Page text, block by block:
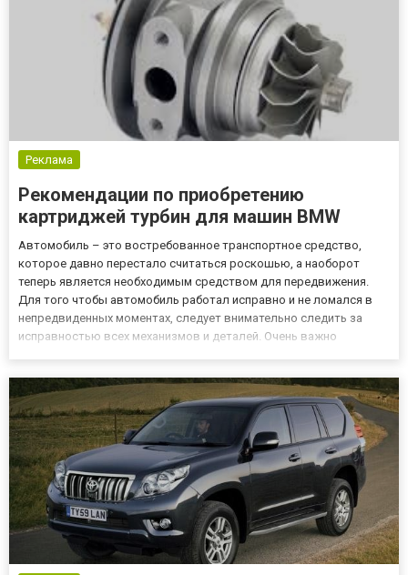
Реклама
Рекомендации по приобретению
картриджей турбин для машин BMW
Автомобиль – это востребованное транспортное средство,
которое давно перестало считаться роскошью, а наоборот
теперь является необходимым средством для передвижения.
Для того чтобы автомобиль работал исправно и не ломался в
непредвиденных моментах, следует внимательно следить за
исправностью всех механизмов и деталей. Очень важно
даже неполадки в с...